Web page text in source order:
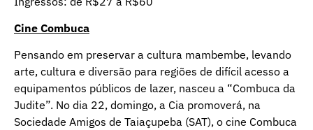
Cine Combuca
Pensando em preservar a cultura mambembe, levando
arte, cultura e diversão para regiões de difícil acesso a
equipamentos públicos de lazer, nasceu a “Combuca da
Judite”. No dia 22, domingo, a Cia promoverá, na
Sociedade Amigos de Taiaçupeba (SAT), o cine Combuca